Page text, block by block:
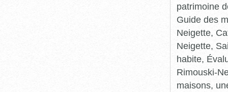
patrimoine
Guide des
Neigette,
Neigette,
habite,
Rimouski-
maisons,